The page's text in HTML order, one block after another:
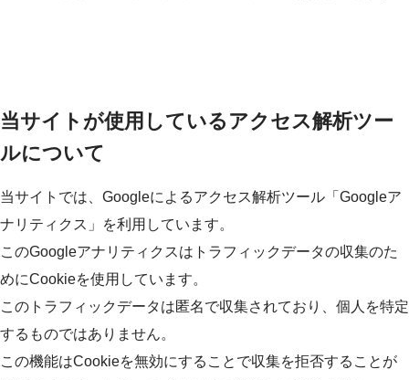
当サイトが使用しているアクセス解析ツー
ルについて
当サイトでは、Googleによるアクセス解析ツール「Googleア
ナリティクス」を利用しています。
このGoogleアナリティクスはトラフィックデータの収集のた
めにCookieを使用しています。
このトラフィックデータは匿名で収集されており、個人を特定
するものではありません。
この機能はCookieを無効にすることで収集を拒否することが